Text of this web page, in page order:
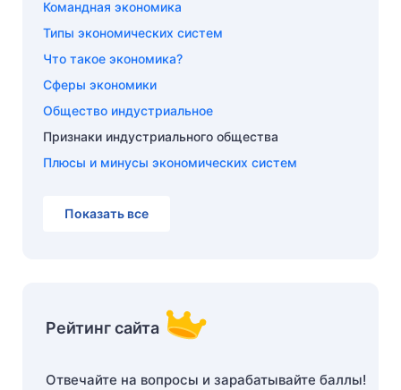
Командная экономика
Типы экономических систем
Что такое экономика?
Сферы экономики
Общество индустриальное
Признаки индустриального общества
Плюсы и минусы экономических систем
Показать все
Рейтинг сайта
Отвечайте на вопросы и зарабатывайте баллы!